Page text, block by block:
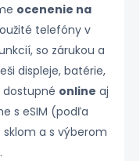
ocenenie na
telefóny v
so zárukou a
displeje, batérie,
online aj
s eSIM (podľa
a s výberom